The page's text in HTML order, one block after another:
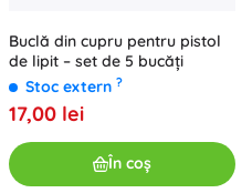
Buclă din cupru pentru pistol
de lipit – set de 5 bucăți
Stoc extern ?
17,00 lei
În coș